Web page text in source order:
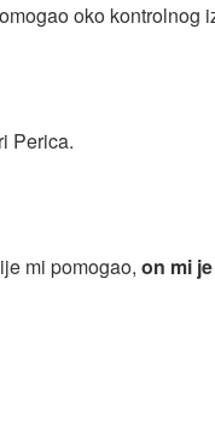
oko kontrolnog
Perica.
mi pomogao, on mi